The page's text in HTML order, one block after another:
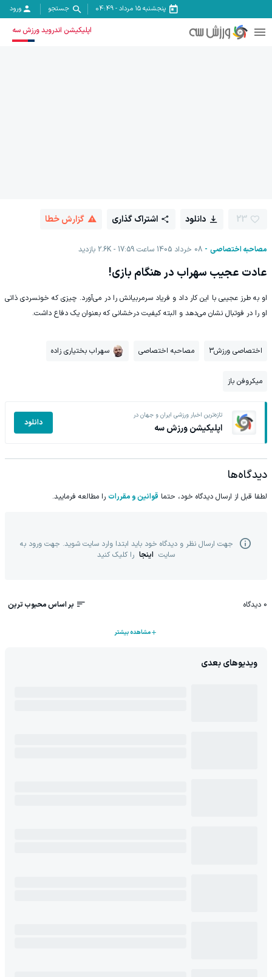
پنجشنبه ۱۵ مرداد -
04:49 جستجو ورود
اپلیکیشن اندروید ورزش سه
مصاحبه اختصاصی 08 خرداد 1405 ساعت 17:59 2.6K بازدید
23 دانلود اشتراک گذاری گزارش خطا
عادت عجیب سهراب در هنگام بازی!
او به طرز عجیبی با این کار داد و فریاد سرمربیانش را در می‌آورد. چیزی که خونسردی ذاتی
او را در فوتبال نشان می‌دهد و البته کیفیت درخشانی که بعنوان یک دفاع داشت.
اختصاصی ورزش3 مصاحبه اختصاصی سهراب بختیاری زاده
میکروفن باز
تازه‌ترین اخبار ورزشی ایران و جهان در
اپلیکیشن ورزش سه دانلود
دیدگاه‌ها
لطفا قبل از ارسال دیدگاه خود، حتما قوانین و مقررات را مطالعه فرمایید.
جهت ارسال نظر و دیدگاه خود باید ابتدا وارد سایت شوید. جهت ورود به
سایت اینجا را کلیک کنید
0 دیدگاه بر اساس محبوب ترین
مشاهده بیشتر
ویدیوهای بعدی